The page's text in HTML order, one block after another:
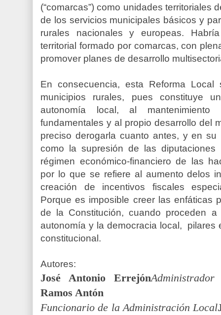
(“comarcas”) como unidades territoriales
de los servicios municipales básicos y
rurales nacionales y europeas.
territorial formado por comarcas, con
promover planes de desarrollo
En consecuencia, esta Reforma
municipios rurales, pues constituye
autonomía local, al
fundamentales y al propio desarrollo del
preciso derogarla cuanto antes, y en
como la supresión de las
régimen económico-financierode las
por lo que se refiere al aumento delos
creación de incentivos fiscales
Porque es imposible creer las enfáticas
de la Constitución, cuando proceden
autonomía y la democracia local, pilares
constitucional.
Autores:
José Antonio Errejón
Ramos Antón
Funcionario de la Administración Local